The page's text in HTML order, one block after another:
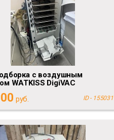
с воздушным
WATKISS DigiVAC
руб. ID - 155031